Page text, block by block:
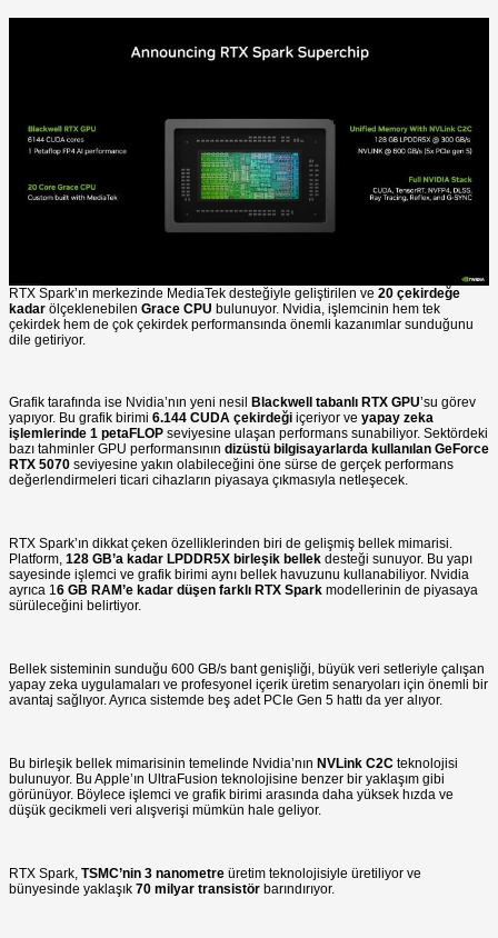
RTX Spark’ın merkezinde MediaTek desteğiyle geliştirilen ve 20 çekirdeğe
kadar ölçeklenebilen Grace CPU bulunuyor. Nvidia, işlemcinin hem tek
çekirdek hem de çok çekirdek performansında önemli kazanımlar sunduğunu
dile getiriyor.
Grafik tarafında ise Nvidia’nın yeni nesil Blackwell tabanlı RTX GPU’su görev
yapıyor. Bu grafik birimi 6.144 CUDA çekirdeği içeriyor ve yapay zeka
işlemlerinde 1 petaFLOP seviyesine ulaşan performans sunabiliyor. Sektördeki
bazı tahminler GPU performansının dizüstü bilgisayarlarda kullanılan GeForce
RTX 5070 seviyesine yakın olabileceğini öne sürse de gerçek performans
değerlendirmeleri ticari cihazların piyasaya çıkmasıyla netleşecek.
RTX Spark’ın dikkat çeken özelliklerinden biri de gelişmiş bellek mimarisi.
Platform, 128 GB’a kadar LPDDR5X birleşik bellek desteği sunuyor. Bu yapı
sayesinde işlemci ve grafik birimi aynı bellek havuzunu kullanabiliyor. Nvidia
ayrıca 16 GB RAM’e kadar düşen farklı RTX Spark modellerinin de piyasaya
sürüleceğini belirtiyor.
Bellek sisteminin sunduğu 600 GB/s bant genişliği, büyük veri setleriyle çalışan
yapay zeka uygulamaları ve profesyonel içerik üretim senaryoları için önemli bir
avantaj sağlıyor. Ayrıca sistemde beş adet PCIe Gen 5 hattı da yer alıyor.
Bu birleşik bellek mimarisinin temelinde Nvidia’nın NVLink C2C teknolojisi
bulunuyor. Bu Apple’ın UltraFusion teknolojisine benzer bir yaklaşım gibi
görünüyor. Böylece işlemci ve grafik birimi arasında daha yüksek hızda ve
düşük gecikmeli veri alışverişi mümkün hale geliyor.
RTX Spark, TSMC’nin 3 nanometre üretim teknolojisiyle üretiliyor ve
bünyesinde yaklaşık 70 milyar transistör barındırıyor.